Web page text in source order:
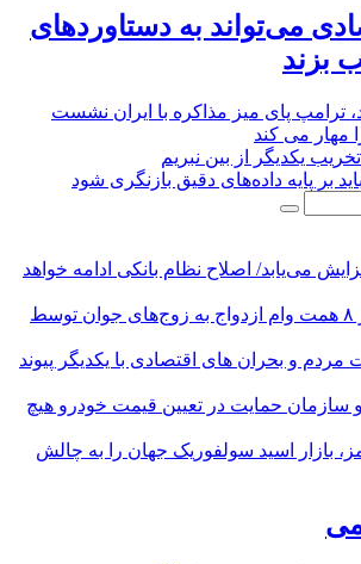
می‌تواند به دستاوردهای
بزند
می‌یابد/ اصلاح نظام بانکی ادامه خواهد
پرداخت بیش از ۸ همت وام ازدواج به زوج‌های جوان توسط
و بحران های اقتصادی با یکدیگر پیوند
سازمان حمایت در تعیین قیمت خودرو هیچ
بازار اسید سولفوریک جهان را به چالش